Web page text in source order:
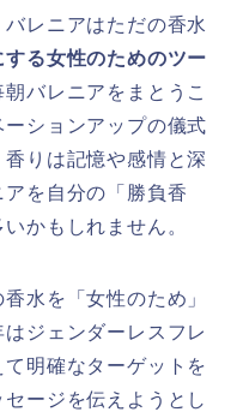
レニアはただの香水
る女性のためのツー
バレニアをまとうこ
ションアップの儀式
りは記憶や感情と深
を自分の「勝負香
かもしれません。
水を「女性のため」
ジェンダーレスフレ
明確なターゲットを
ージを伝えようとし